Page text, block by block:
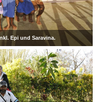
Epi und Saravina.